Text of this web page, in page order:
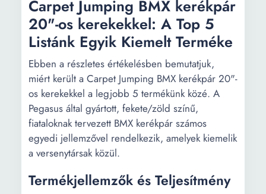
Carpet Jumping BMX kerékpár
20"-os kerekekkel: A Top 5
Listánk Egyik Kiemelt Terméke
Ebben a részletes értékelésben bemutatjuk,
miért került a Carpet Jumping BMX kerékpár 20"-
os kerekekkel a legjobb 5 termékünk közé. A
Pegasus által gyártott, fekete/zöld színű,
fiataloknak tervezett BMX kerékpár számos
egyedi jellemzővel rendelkezik, amelyek kiemelik
a versenytársak közül.
Termékjellemzők és Teljesítmény